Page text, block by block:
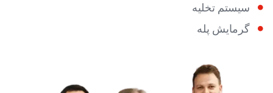
سیستم تخلیه
گرمایش پله